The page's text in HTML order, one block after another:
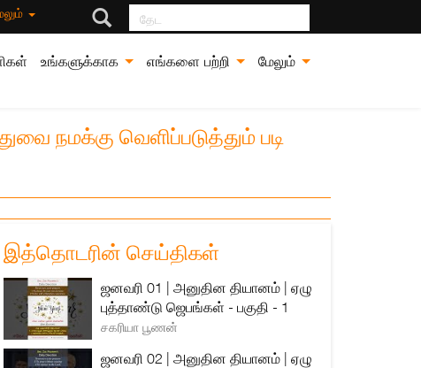
தேட
உங்களுக்காக எங்களை பற்றி மேலும்
நமக்கு வெளிப்படுத்தும் படி
இத்தொடரின் செய்திகள்
ஜனவரி 01 | அனுதின தியானம் | ஏழு
புத்தாண்டு ஜெபங்கள் - பகுதி - 1
சகரியா பூணன்
ஜனவரி 02 | அனுதின தியானம் | ஏழு